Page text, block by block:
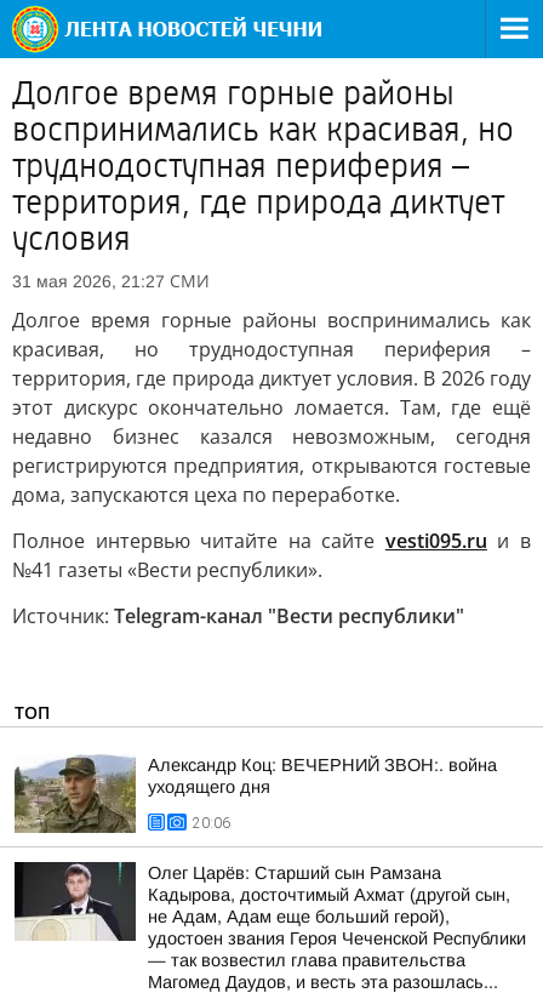
Долгое время горные районы
воспринимались как красивая, но
труднодоступная периферия –
территория, где природа диктует
условия
31 мая 2026, 21:27 СМИ
Долгое время горные районы воспринимались как
красивая, но труднодоступная периферия –
территория, где природа диктует условия. В 2026 году
этот дискурс окончательно ломается. Там, где ещё
недавно бизнес казался невозможным, сегодня
регистрируются предприятия, открываются гостевые
дома, запускаются цеха по переработке.
Полное интервью читайте на сайте vesti095.ru и в
№41 газеты «Вести республики».
Источник: Telegram-канал "Вести республики"
ТОП
Александр Коц: ВЕЧЕРНИЙ ЗВОН:. война
уходящего дня
20:06
Олег Царёв: Старший сын Рамзана
Кадырова, досточтимый Ахмат (другой сын,
не Адам, Адам еще больший герой),
удостоен звания Героя Чеченской Республики
— так возвестил глава правительства
Магомед Даудов, и весть эта разошлась...